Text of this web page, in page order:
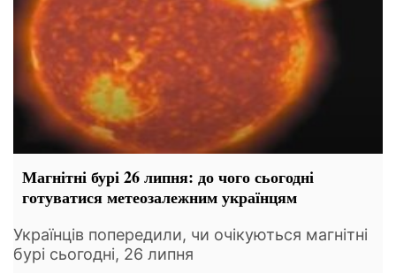
Магнітні бурі 26 липня: до чого сьогодні
готуватися метеозалежним українцям
Українців попередили, чи очікуються магнітні
бурі сьогодні, 26 липня